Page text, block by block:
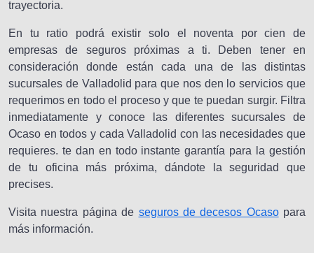
trayectoria.
En tu ratio podrá existir solo el noventa por cien de
empresas de seguros próximas a ti. Deben tener en
consideración donde están cada una de las distintas
sucursales de Valladolid para que nos den lo servicios que
requerimos en todo el proceso y que te puedan surgir. Filtra
inmediatamente y conoce las diferentes sucursales de
Ocaso en todos y cada Valladolid con las necesidades que
requieres. te dan en todo instante garantía para la gestión
de tu oficina más próxima, dándote la seguridad que
precises.
Visita nuestra página de seguros de decesos Ocasopara
más información.